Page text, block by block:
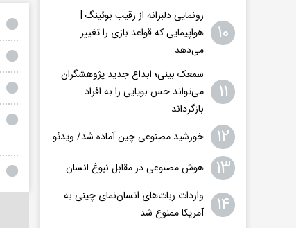
۱۰
رونمایی دلبرانه از رقیب بوئینگ |
هواپیمایی که قواعد بازی را تغییر
می‌دهد
۱۱
سمعک بینی؛ ابداع جدید پژوهشگران
می‌تواند حس بویایی را به افراد
بازگرداند
۱۲ خورشید مصنوعی چین آماده شد/ ویدئو
۱۳ هوش مصنوعی در مقابل نبوغ انسان
۱۴
واردات ربات‌های انسان‌نمای چینی به
آمریکا ممنوع شد